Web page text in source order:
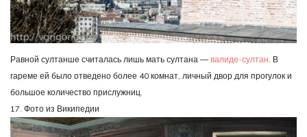
Равной султанше считалась лишь мать султана — валиде-султан . В
гареме ей было отведено более 40 комнат, личный двор для прогулок и
большое количество прислужниц.
17. Фото из Википедии